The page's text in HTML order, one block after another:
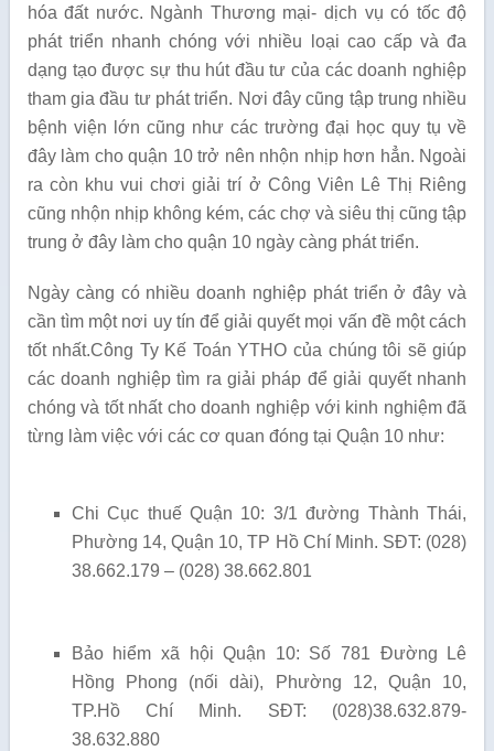
hóa đất nước. Ngành Thương mại- dịch vụ có tốc độ
phát triển nhanh chóng với nhiều loại cao cấp và đa
dạng tạo được sự thu hút đầu tư của các doanh nghiệp
tham gia đầu tư phát triển. Nơi đây cũng tập trung nhiều
bệnh viện lớn cũng như các trường đại học quy tụ về
đây làm cho quận 10 trở nên nhộn nhịp hơn hẳn. Ngoài
ra còn khu vui chơi giải trí ở Công Viên Lê Thị Riêng
cũng nhộn nhịp không kém, các chợ và siêu thị cũng tập
trung ở đây làm cho quận 10 ngày càng phát triển.
Ngày càng có nhiều doanh nghiệp phát triển ở đây và
cần tìm một nơi uy tín để giải quyết mọi vấn đề một cách
tốt nhất.Công Ty Kế Toán YTHO của chúng tôi sẽ giúp
các doanh nghiệp tìm ra giải pháp để giải quyết nhanh
chóng và tốt nhất cho doanh nghiệp với kinh nghiệm đã
từng làm việc với các cơ quan đóng tại Quận 10 như:
Chi Cục thuế Quận 10: 3/1 đường Thành Thái,
Phường 14, Quận 10, TP Hồ Chí Minh. SĐT: (028)
38.662.179 – (028) 38.662.801
Bảo hiểm xã hội Quận 10: Số 781 Đường Lê
Hồng Phong (nối dài), Phường 12, Quận 10,
TP.Hồ Chí Minh. SĐT: (028)38.632.879-
38.632.880